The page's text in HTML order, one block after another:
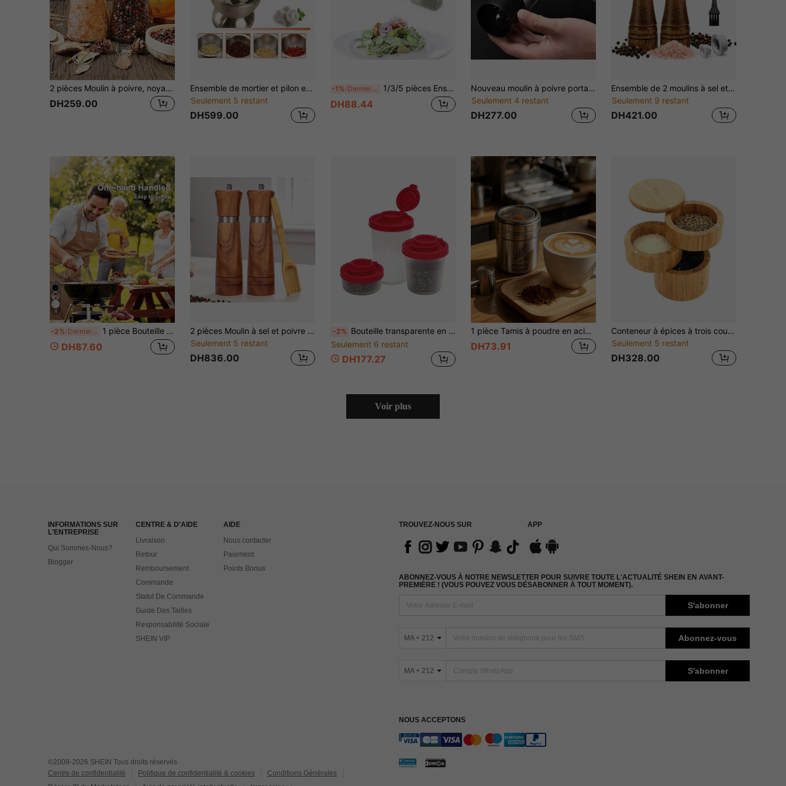
2 pièces Moulin à poivre, noyau de broyage en céramique, moulin à sel de mer pour la maison, moulin à épices en verre, moulin à poivre manuel, broyeur d'épices, nouvel emballage. Bouteille d'épices réutilisable, convient pour le barbecue, le pique-nique, le camping, les gadgets de cuisine, cadeau de la Saint-Valentin, accessoires de cuisine
DH259.00
Ensemble de mortier et pilon en acier inoxydable, broyeur d'épices manuel, outil de cuisine durable, broyeur d'épices manuel, broyeur d'aliments
Seulement 5 restant
DH599.00
-1% Derniers 2 jours 1/3/5 pièces Ensemble de pots à assaisonnement en plastique transparent pour sel et poivre, pots à assaisonnement en plastique avec couvercles, pots à assaisonnement portables, convenant pour les voyages, le camping, les pique-niques, les activités de plein air, la cuisine, les boîtes à lunch, etc., peuvent contenir du sel, du sucre, du poivre, du piment, du sésame et d'autres assaisonnements, convenant comme cadeaux pour les femmes, les hommes et la famille.
DH88.44
Nouveau moulin à poivre portatif, conception de meule en céramique, moulin à épices de cuisine portable
Seulement 4 restant
DH277.00
Ensemble de 2 moulins à sel et à poivre avec brosse, moulin à sel et à poivre en bois de 5/8/10 pouces, réglage de la finesse, moulin à poivre manuel rechargeable, convient pour la cuisine à la maison
Seulement 9 restant
DH421.00
4
-2% Derniers 3 jours 1 pièce Bouteille de pulvérisation pressurisée noire pure, bouteille de pulvérisation pour l'arrosage du jardin, bouteille de pulvérisation pour la coiffure, nouveau matériau plastique, convient pour le remplissage de divers liquides, durable et difficile à casser
DH87.60
2 pièces Moulin à sel et poivre en bois d'acacia, moulin à poivre et salière avec cuillère en bambou - Contenants rechargeables pour épices et sel, moulin à poivre manuel et moulin à sel réglables en fonction de la grosseur, outil de broyage pour la cuisine (20 cm/25 cm)
Seulement 5 restant
DH836.00
-2% Bouteille transparente en plastique rechargeable à plusieurs trous, distributeur de poudre d'assaisonnement de cuisine, bouteille de stockage de poudre hermétique vide
Seulement 6 restant
DH177.27
1 pièce Tamis à poudre en acier inoxydable avec couvercle à maille fine et motif d'autocollant exquis, distributeur multifonction de farine de cacao pour le café, la pâtisserie, les épices BBQ, la cannelle, le sucre en poudre, rendant votre produit plus exquis et unique.
DH73.91
Conteneur à épices à trois couches pour la préparation de la cuisine, bocal de rangement de cuisine compact, solution de rangement de cuisine, organisateur de cuisine compact
Seulement 5 restant
DH328.00
Voir plus
INFORMATIONS SUR
L'ENTREPRISE
Qui Sommes-Nous?
Blogger
CENTRE & D'AIDE
Livraison
Retour
Remboursement
Commande
Statut De Commande
Guide Des Tailles
Responsabilité Sociale
SHEIN VIP
AIDE
Nous contacter
Paiement
Points Bonus
TROUVEZ-NOUS SUR APP
ABONNEZ-VOUS À NOTRE NEWSLETTER POUR SUIVRE TOUTE L'ACTUALITÉ SHEIN EN AVANT-
PREMIÈRE ! (VOUS POUVEZ VOUS DÉSABONNER À TOUT MOMENT).
S'abonner
MA + 212 Abonnez-vous
MA + 212 S'abonner
NOUS ACCEPTONS
©2009-2026 SHEIN Tous droits réservés
Centre de confidentialité
Politique de confidentialité & cookies
Conditions Générales